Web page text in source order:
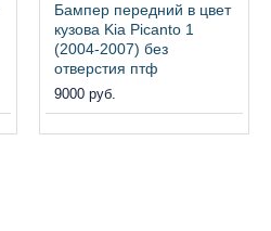
Бампер передний в цвет
кузова Kia Picanto 1
(2004-2007) без
отверстия птф
9000 руб.